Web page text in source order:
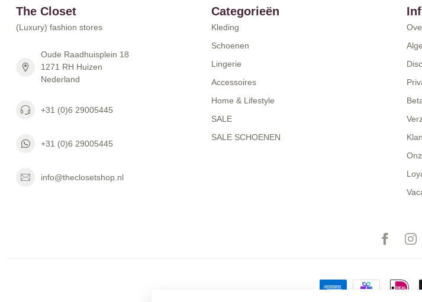
The Closet
(Luxury) fashion stores
Oude Raadhuisplein 18
1271 RH Huizen
Nederland
+31 (0)6 29005445
+31 (0)6 29005445
info@theclosetshop.nl
Categorieën
Kleding
Schoenen
Lingerie
Accessoires
Home & Lifestyle
SALE
SALE SCHOENEN